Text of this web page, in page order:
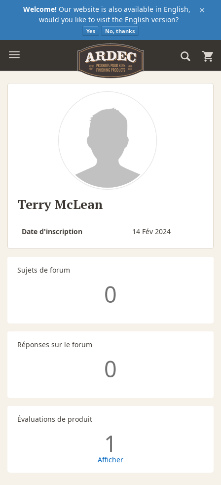
×
Welcome! Our website is also available in English,
would you like to visit the English version?
Yes No, thanks
Terry McLean
Date d'inscription 14 Fév 2024
Sujets de forum
0
Réponses sur le forum
0
Évaluations de produit
1
Afficher